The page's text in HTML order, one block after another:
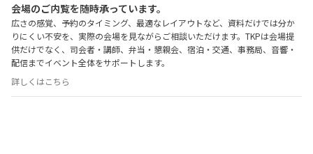
会場のご内覧を随時承っています。
広さの感覚、予約のタイミング、最適なレイアウトなど、資料だけでは分か
りにくい不安を、実際の会場を見ながらご相談いただけます。TKPは会場提
供だけでなく、司会者・講師、弁当・懇親会、宿泊・交通、事務局、音響・
配信までイベント全体をサポートします。
詳しくはこちら